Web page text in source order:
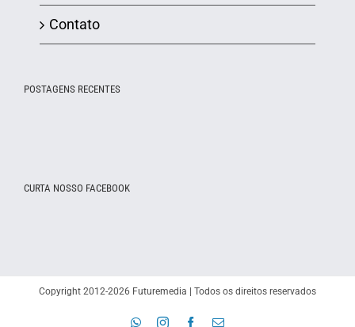
Contato
POSTAGENS RECENTES
CURTA NOSSO FACEBOOK
Copyright 2012-2026 Futuremedia | Todos os direitos reservados
WhatsAppInstagramFacebook
E-